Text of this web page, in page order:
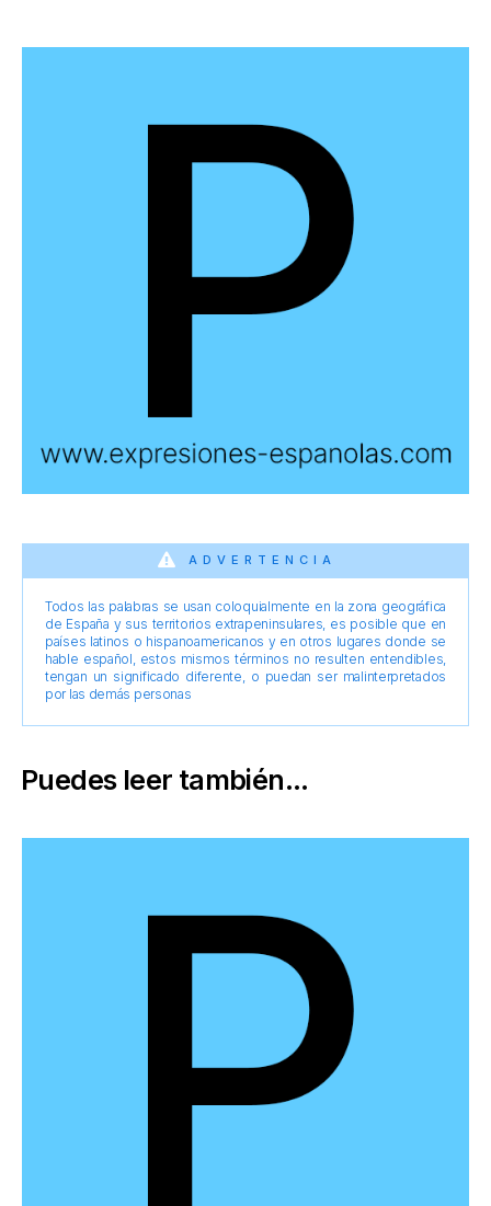
ADVERTENCIA
Todos las palabras se usan coloquialmente en la zona geográfica
de España y sus territorios extrapeninsulares, es posible que en
países latinos o hispanoamericanos y en otros lugares donde se
hable español, estos mismos términos no resulten entendibles,
tengan un significado diferente, o puedan ser malinterpretados
por las demás personas
Puedes leer también...